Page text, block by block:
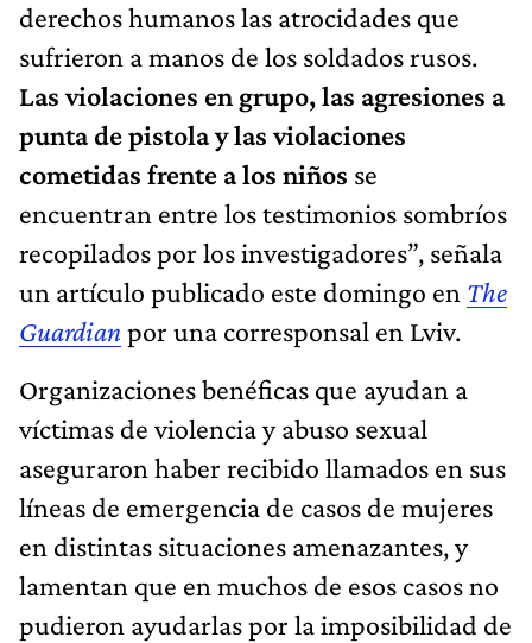
derechos humanos las atrocidades que
sufrieron a manos de los soldados rusos.
Las violaciones en grupo, las agresiones a
punta de pistola y las violaciones
cometidas frente a los niños se
encuentran entre los testimonios sombríos
recopilados por los investigadores”, señala
un artículo publicado este domingo en The
Guardian por una corresponsal en Lviv.
Organizaciones benéficas que ayudan a
víctimas de violencia y abuso sexual
aseguraron haber recibido llamados en sus
líneas de emergencia de casos de mujeres
en distintas situaciones amenazantes, y
lamentan que en muchos de esos casos no
pudieron ayudarlas por la imposibilidad de